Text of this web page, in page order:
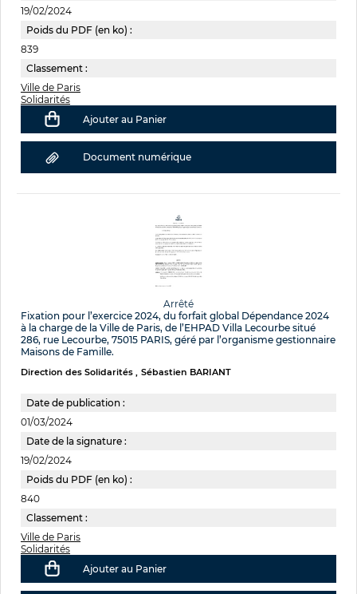
19/02/2024
Poids du PDF (en ko) :
839
Classement :
Ville de Paris
Solidarités
Ajouter au Panier
Document numérique
Arrêté
Fixation pour l’exercice 2024, du forfait global Dépendance 2024
à la charge de la Ville de Paris, de l’EHPAD Villa Lecourbe situé
286, rue Lecourbe, 75015 PARIS, géré par l’organisme gestionnaire
Maisons de Famille.
Direction des Solidarités Sébastien BARIANT
Date de publication :
01/03/2024
Date de la signature :
19/02/2024
Poids du PDF (en ko) :
840
Classement :
Ville de Paris
Solidarités
Ajouter au Panier